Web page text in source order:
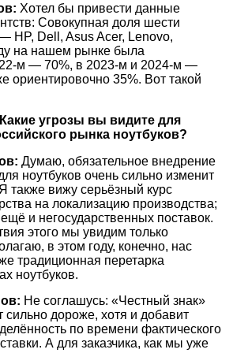
Хотел бы привести данные
Совокупная доля шести
HP, Dell, Asus Acer, Lenovo,
на нашем рынке была
м — 70%, в 2023-м и 2024-м —
ориентировочно 35%. Вот такой
угрозы вы видите для
рынка ноутбуков?
Думаю, обязательное внедрение
ноутбуков очень сильно изменит
также вижу серьёзный курс
на локализацию производства;
и негосударственных поставок.
этого мы увидим только
в этом году, конечно, нас
традиционная перетарка
ноутбуков.
Не соглашусь: «Честный знак»
сильно дороже, хотя и добавит
по времени фактического
А для заказчика, как мы уже